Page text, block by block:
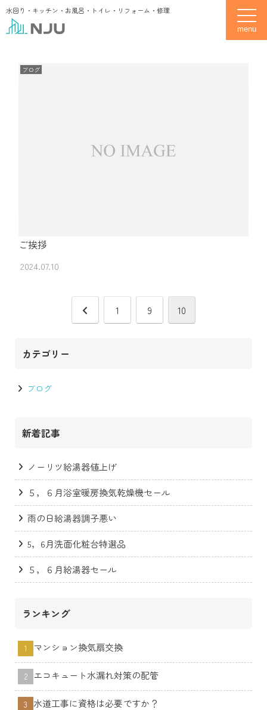
水回り・キッチン・お風呂・トイレ・リフォーム・修理
ブログ
ご挨拶
2024.07.10
前
1 9 10
カテゴリー
ブログ
新着記事
ノーリツ給湯器値上げ
５，６月浴室暖房換気乾燥機セール
雨の日給湯器調子悪い
5，6月洗面化粧台特選品
５，６月給湯器セール
ランキング
マンション換気扇交換
エコキュート水漏れ対策の配管
水道工事に資格は必要ですか？